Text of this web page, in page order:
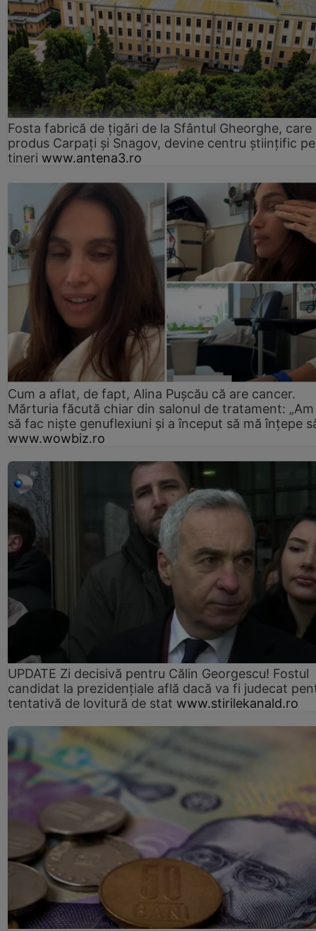
Fosta fabrică de țigări de la Sfântul Gheorghe, care
produs Carpați și Snagov, devine centru științific
tineri www.antena3.ro
Cum a aflat, de fapt, Alina Pușcău că are cancer.
Mărturia făcută chiar din salonul de tratament:
să fac niște genuflexiuni și a început să mă înțepe
www.wowbiz.ro
UPDATE Zi decisivă pentru Călin Georgescu! Fostul
candidat la prezidențiale află dacă va fi judecat
tentativă de lovitură de stat www.stirilekanald.ro